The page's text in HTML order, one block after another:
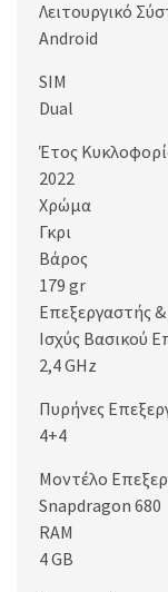
Λειτουργικό
Android
SIM
Dual
Έτος
2022
Χρώμα
Γκρι
Βάρος
179 gr
Επεξεργαστής
Ισχύς Βασικού
2,4 GHz
Πυρήνες
4+4
Μοντέλο
Snapdragon 680
RAM
4 GB